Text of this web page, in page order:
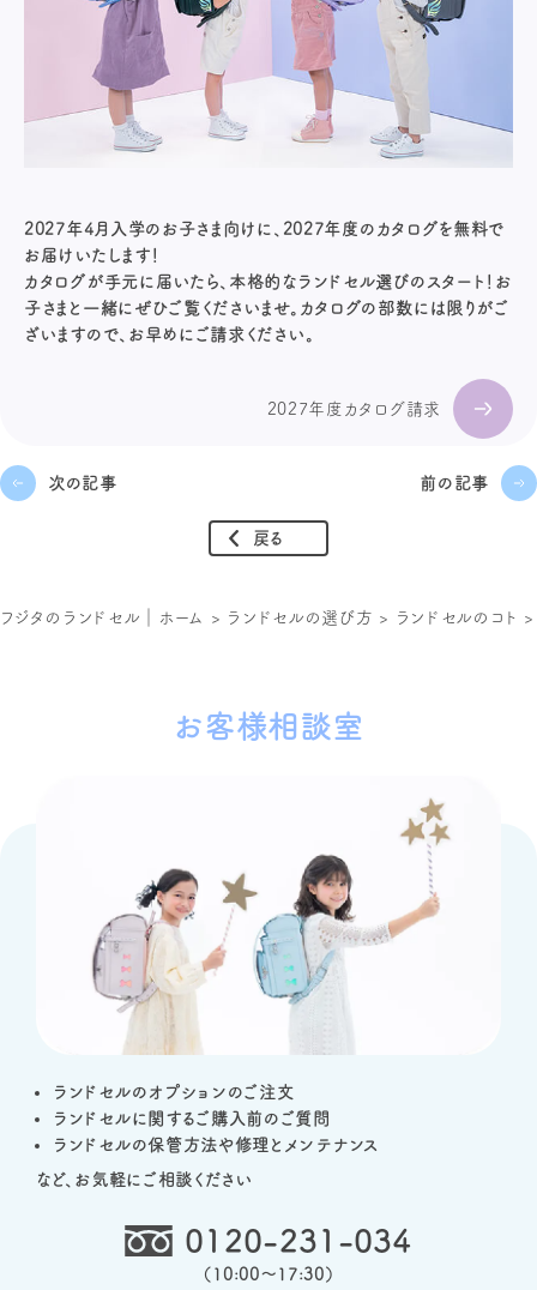
2027年4月入学のお子さま向けに、2027年度のカタログを無料で
お届けいたします！
カタログが手元に届いたら、本格的なランドセル選びのスタート！お
子さまと一緒にぜひご覧くださいませ。カタログの部数には限りがご
ざいますので、お早めにご請求ください。
2027年度カタログ請求
次の記事 前の記事
戻る
フジタのランドセル｜ホーム > ランドセルの選び方 > ランドセルのコト
お客様相談室
ランドセルのオプションのご注文
ランドセルに関するご購入前のご質問
ランドセルの保管方法や修理とメンテナンス
など、お気軽にご相談ください
0120-231-034
（ 10:00～17:30 ）